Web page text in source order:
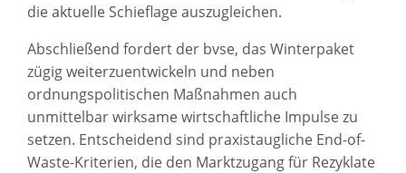
die aktuelle Schieflage auszugleichen.
Abschließend fordert der bvse, das Winterpaket
zügig weiterzuentwickeln und neben
ordnungspolitischen Maßnahmen auch
unmittelbar wirksame wirtschaftliche Impulse zu
setzen. Entscheidend sind praxistaugliche End-of-
Waste-Kriterien, die den Marktzugang für Rezyklate